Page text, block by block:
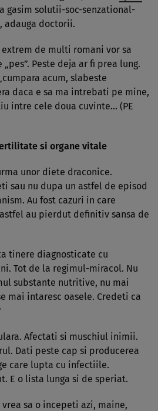
gasim solutii-soc-senzational-
adauga doctorii.
de multi romani vor sa
Peste deja ar fi prea lung.
acum, slabeste
daca e sa ma in­trebati pe mine,
intre cele doua cuvinte… (PE
si organe vitale
unor diete draconice.
sau nu dupa un astfel de episod
Au fost cazuri in care
au pierdut definitiv sansa de
tinere diag­nos­ticate cu
Tot de la regimul-miracol. Nu
substante nutritive, nu mai
mai intaresc oasele. Credeti ca
Afectati si muschiul inimii.
Dati peste cap si producerea
care lupta cu infectiile.
E o lista lunga si de speriat.
sa o incepeti azi, maine,